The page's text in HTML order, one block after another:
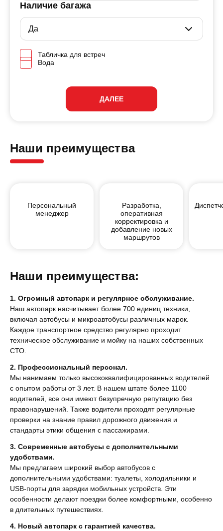
Наличие багажа
Табличка для встреч
Вода
ДАЛЕЕ
Наши преимущества
Персональный
менеджер
Разработка,
оперативная
корректировка и
добавление новых
маршрутов
Наши преимущества:
1. Огромный автопарк и регулярное обслуживание.
Наш автопарк насчитывает более 700 единиц техники,
включая автобусы и микроавтобусы различных марок.
Каждое транспортное средство регулярно проходит
техническое обслуживание и мойку на наших собственных
СТО.
2. Профессиональный персонал.
Мы нанимаем только высококвалифицированных водителей
с опытом работы от 3 лет. В нашем штате более 1100
водителей, все они имеют безупречную репутацию без
правонарушений. Также водители проходят регулярные
проверки на знание правил дорожного движения и
стандарты этики общения с пассажирами.
3. Современные автобусы с дополнительными
удобствами.
Мы предлагаем широкий выбор автобусов с
дополнительными удобствами: туалеты, холодильники и
USB-порты для зарядки мобильных устройств. Эти
особенности делают поездки более комфортными, особенно
в длительных путешествиях.
4. Новый автопарк с гарантией качества.